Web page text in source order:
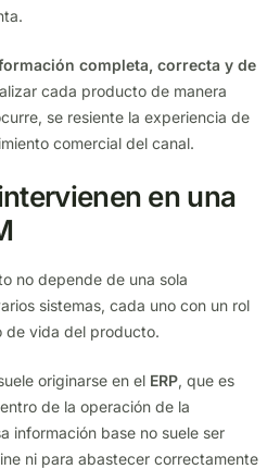
completa, correcta y de
cada producto de manera
se resiente la experiencia de
comercial del canal.
en una
no depende de una sola
sistemas, cada uno con un rol
de vida del producto.
originarse en el ERP, que es
de la operación de la
información base no suele ser
ni para abastecer correctamente